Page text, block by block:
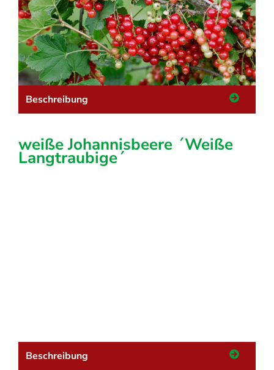
Beschreibung
weiße Johannisbeere ´Weiße
Langtraubige´
Beschreibung